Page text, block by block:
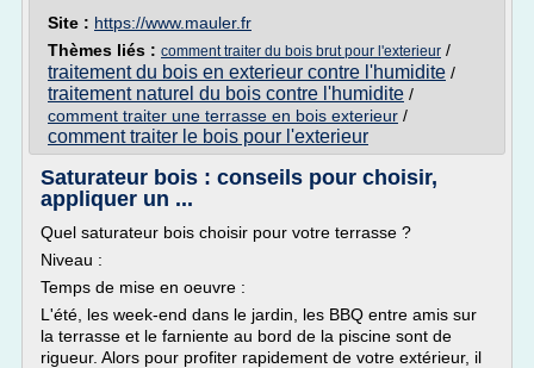
Site : https://www.mauler.fr
Thèmes liés : comment traiter du bois brut pour l'exterieur /
traitement du bois en exterieur contre l'humidite /
traitement naturel du bois contre l'humidite /
comment traiter une terrasse en bois exterieur /
comment traiter le bois pour l'exterieur
Saturateur bois : conseils pour choisir,
appliquer un ...
Quel saturateur bois choisir pour votre terrasse ?
Niveau :
Temps de mise en oeuvre :
L'été, les week-end dans le jardin, les BBQ entre amis sur
la terrasse et le farniente au bord de la piscine sont de
rigueur. Alors pour profiter rapidement de votre extérieur, il